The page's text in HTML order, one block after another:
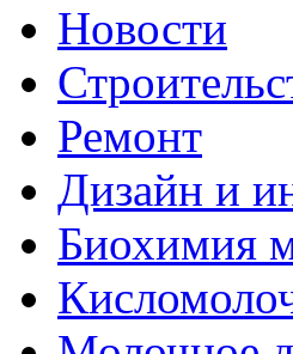
Новости
Ремонт
Дизайн и
Биохимия